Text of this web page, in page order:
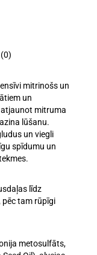
mitrinošs un
un
mitruma
lūšanu.
un viegli
spīdumu un
līdz
tam rūpīgi
metosulfāts,